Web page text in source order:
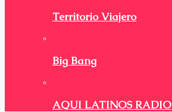
Territorio Viajero
Big Bang
AQUI LATINOS RADIO